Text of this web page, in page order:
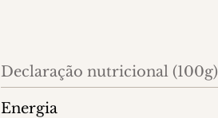
Declaração nutricional (100g)
Energia